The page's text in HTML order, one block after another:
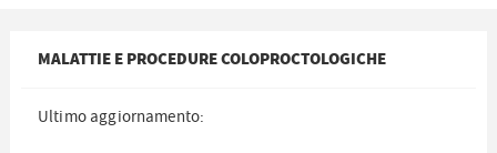
MALATTIE E PROCEDURE COLOPROCTOLOGICHE
Ultimo aggiornamento: